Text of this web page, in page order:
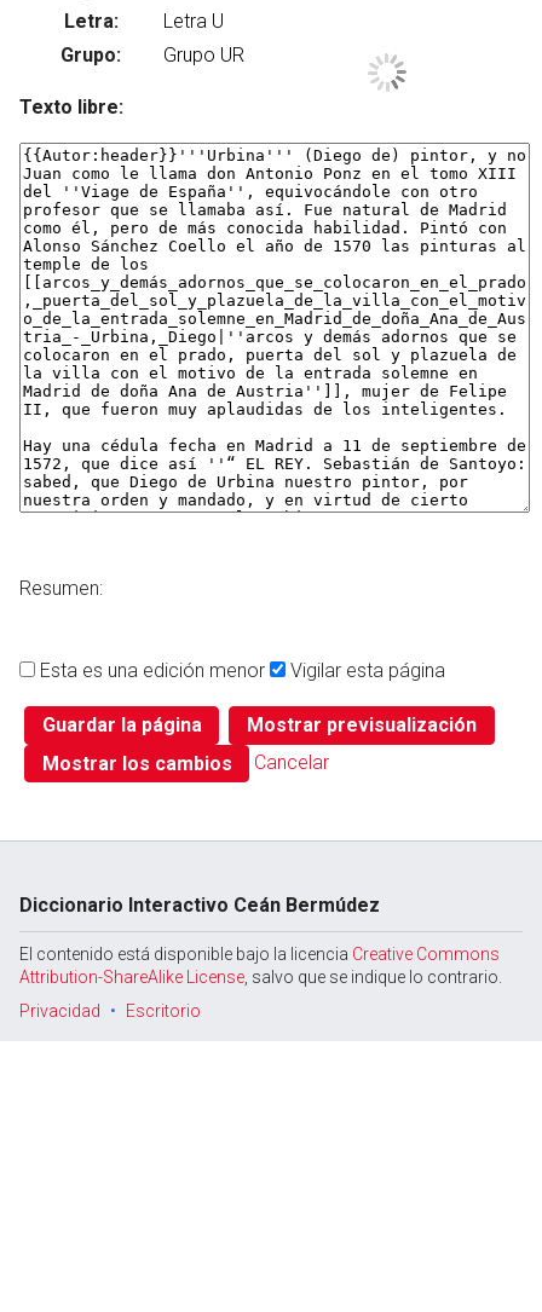
Letra:
Grupo:
Texto libre:
Resumen:
Esta es una edición menor Vigilar esta página
Cancelar
Diccionario Interactivo Ceán Bermúdez
El contenido está disponible bajo la licencia Creative Commons
Attribution-ShareAlike License, salvo que se indique lo contrario.
Privacidad
Escritorio